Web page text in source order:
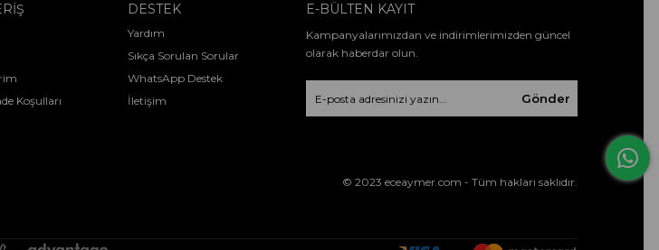
Koşulları
DESTEK
Yardım
Sıkça Sorulan Sorular
WhatsApp Destek
İletişim
E-BÜLTEN KAYIT
Kampanyalarımızdan ve indirimlerimizden güncel
olarak haberdar olun.
Gönder
© 2023 eceaymer.com - Tüm hakları saklıdır.